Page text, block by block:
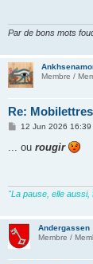
Par de bons mots
Membre /
Re: Mobilettres
P12 Jun 2026 16:39
... ou rougir
"La pause, elle
Andergassen
Membre /